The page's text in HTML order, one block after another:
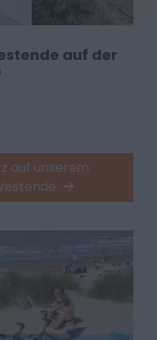
auf der
auf unserem